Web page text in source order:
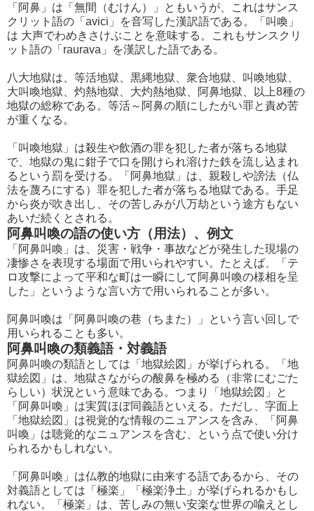
「阿鼻」は「無間（むけん）」ともいうが、これはサンス
クリット語の「avici」を音写した漢訳語である。「叫喚」
は 大声でわめきさけぶことを意味する。これもサンスクリ
ット語の「raurava」を漢訳した語である。
八大地獄は、等活地獄、黒縄地獄、衆合地獄、叫喚地獄、
大叫喚地獄、灼熱地獄、大灼熱地獄、阿鼻地獄、以上8種の
地獄の総称である。等活～阿鼻の順にしたがい罪と責め苦
が重くなる。
「叫喚地獄」は殺生や飲酒の罪を犯した者が落ちる地獄
で、地獄の鬼に鉗子で口を開けられ溶けた鉄を流し込まれ
るという罰を受ける。「阿鼻地獄」は、親殺しや謗法（仏
法を蔑ろにする）罪を犯した者が落ちる地獄である。手足
から炎が吹き出し、その苦しみが八万劫という途方もない
あいだ続くとされる。
阿鼻叫喚の語の使い方（用法）、例文
「阿鼻叫喚」は、災害・戦争・事故などが発生した現場の
凄惨さを表現する場面で用いられやすい。たとえば、「テ
ロ攻撃によって平和な町は一瞬にして阿鼻叫喚の様相を呈
した」というような言い方で用いられることが多い。
阿鼻叫喚は「阿鼻叫喚の巷（ちまた）」という言い回しで
用いられることも多い。
阿鼻叫喚の類義語・対義語
阿鼻叫喚の類語としては「地獄絵図」が挙げられる。「地
獄絵図」は、地獄さながらの酸鼻を極める（非常にむごた
らしい）状況という意味である。つまり「地獄絵図」と
「阿鼻叫喚」は実質ほぼ同義語といえる。ただし、字面上
「地獄絵図」は視覚的な情報のニュアンスを含み、「阿鼻
叫喚」は聴覚的なニュアンスを含む、という点で使い分け
られるかもしれない。
「阿鼻叫喚」は仏教的地獄に由来する語であるから、その
対義語としては「極楽」「極楽浄土」が挙げられるかもし
れない。「極楽」は、苦しみの無い安楽な世界の喩えとし